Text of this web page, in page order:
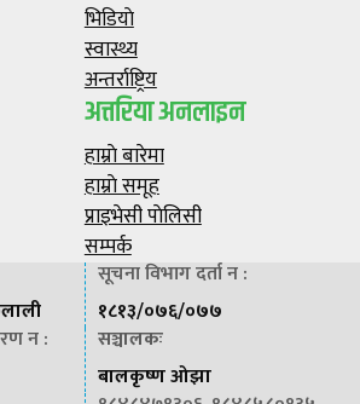
भिडियाे
स्वास्थ्य
अन्तर्राष्ट्रिय
अत्तरिया अनलाइन
हाम्राे बारेमा
हाम्राे समूह
प्राइभेसी पाेलिसी
सम्पर्क
सूचना विभाग दर्ता न :
१८१३/०७६/०७७
न :
सञ्चालकः
बालकृष्ण ओझा